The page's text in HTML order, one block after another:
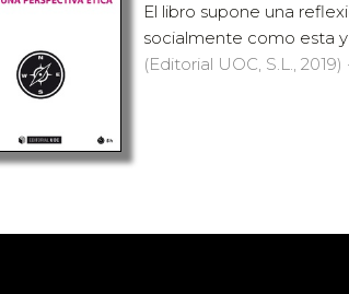
El libro supone una
socialmente como esta y
(Editorial UOC, S.L., 2019)